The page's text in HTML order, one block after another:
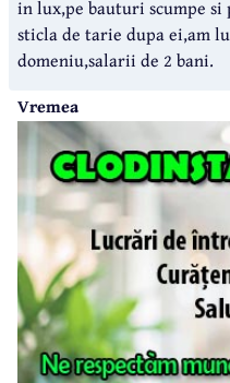
in lux,pe bauturi scumpe
sticla de tarie dupa ei,am
domeniu,salarii de 2 bani.
Vremea